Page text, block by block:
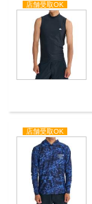
店舗受取OK
店舗受取OK